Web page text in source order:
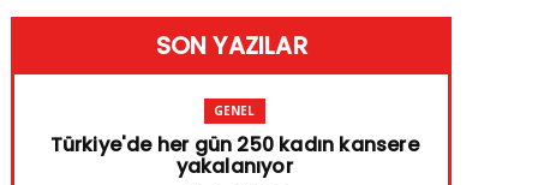
SON YAZILAR
GENEL
Türkiye'de her gün 250 kadın kansere
yakalanıyor